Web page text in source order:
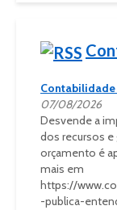
Contabilidade
07/08/2026
Desvende a
dos recursos
orçamento é
mais em
https://
-publica-